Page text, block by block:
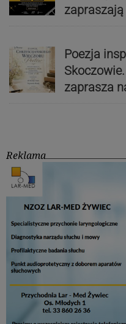
Poezja
zaprasza
Reklama